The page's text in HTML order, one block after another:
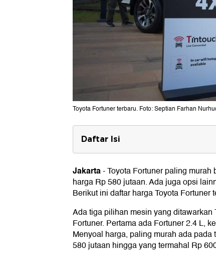
Toyota Fortuner terbaru. Foto: Septian Farhan
Daftar Isi
Daftar Harga Toyota Fortuner
Harga Fortuner 2.4 L
Harga Fortuner 2.7 L
Harga Fortuner 2.8 L
Jakarta-Toyota Fortuner paling
harga Rp 580 jutaan. Ada juga opsi
Berikut ini daftar harga Toyota Fortuner
Ada tiga pilihan mesin yang
Fortuner. Pertama ada Fortuner 2.4 L,
Menyoal harga, paling murah ada
580 jutaan hingga yang termahal Rp